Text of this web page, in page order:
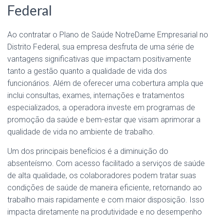
Federal
Ao contratar o Plano de Saúde NotreDame Empresarial no
Distrito Federal, sua empresa desfruta de uma série de
vantagens significativas que impactam positivamente
tanto a gestão quanto a qualidade de vida dos
funcionários. Além de oferecer uma cobertura ampla que
inclui consultas, exames, internações e tratamentos
especializados, a operadora investe em programas de
promoção da saúde e bem-estar que visam aprimorar a
qualidade de vida no ambiente de trabalho.
Um dos principais benefícios é a diminuição do
absenteísmo. Com acesso facilitado a serviços de saúde
de alta qualidade, os colaboradores podem tratar suas
condições de saúde de maneira eficiente, retornando ao
trabalho mais rapidamente e com maior disposição. Isso
impacta diretamente na produtividade e no desempenho